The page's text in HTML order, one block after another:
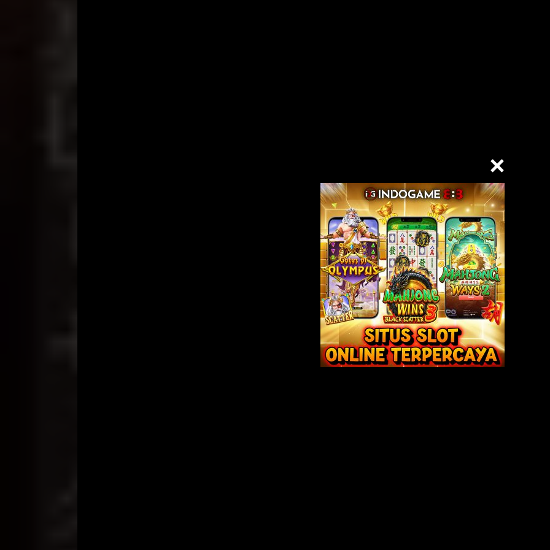
Akhirnya kubuka ikat pinggangnya. Dan resletingnya. Kulirik lagi, matanya sudah semakin memohon. Akhirnya kubuka celana
panjangnya. Terpikir lagi keinginan untuk mengganggunya. Kubiarkan CD nya. Kukecup lagi tonjolannya yg sudah semakin
Ahh.. kaloe mau jujur, aku juga sudah tak tahan melihatnya. Ingin kutelan rasanya. Tapi aku ingin mengganggunya juga..
masukan tonjolan itu ke mulutku. Kukulum perlahan. Ahh.. gerakannya semakin tak karuan.
“Linda.. buka sayang, bukaa..”Aku buka juga akhirnya. WOW.. besaarr sekalii.. aku tak percaya mataku.
“Suka banget. Punyamu besar banget!! Aku jilat-jilat pinggirannya. Dari atas ke bawah, aku balik lagi dari bawah ke atas.
Kujilat belahannya. Lidahku bermain-main di sana. Membuat gerakan nakal. Semakin cepat, seirama kocokan tanganku yg